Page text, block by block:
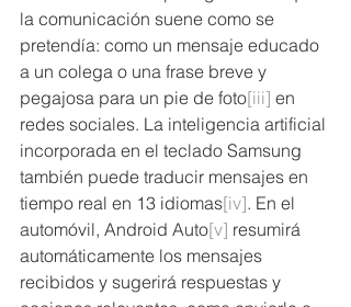
la comunicación suene como se
pretendía: como un mensaje educado
a un colega o una frase breve y
pegajosa para un pie de foto[iii] en
redes sociales. La inteligencia artificial
incorporada en el teclado Samsung
también puede traducir mensajes en
tiempo real en 13 idiomas[iv]. En el
automóvil, Android Auto[v] resumirá
automáticamente los mensajes
recibidos y sugerirá respuestas y